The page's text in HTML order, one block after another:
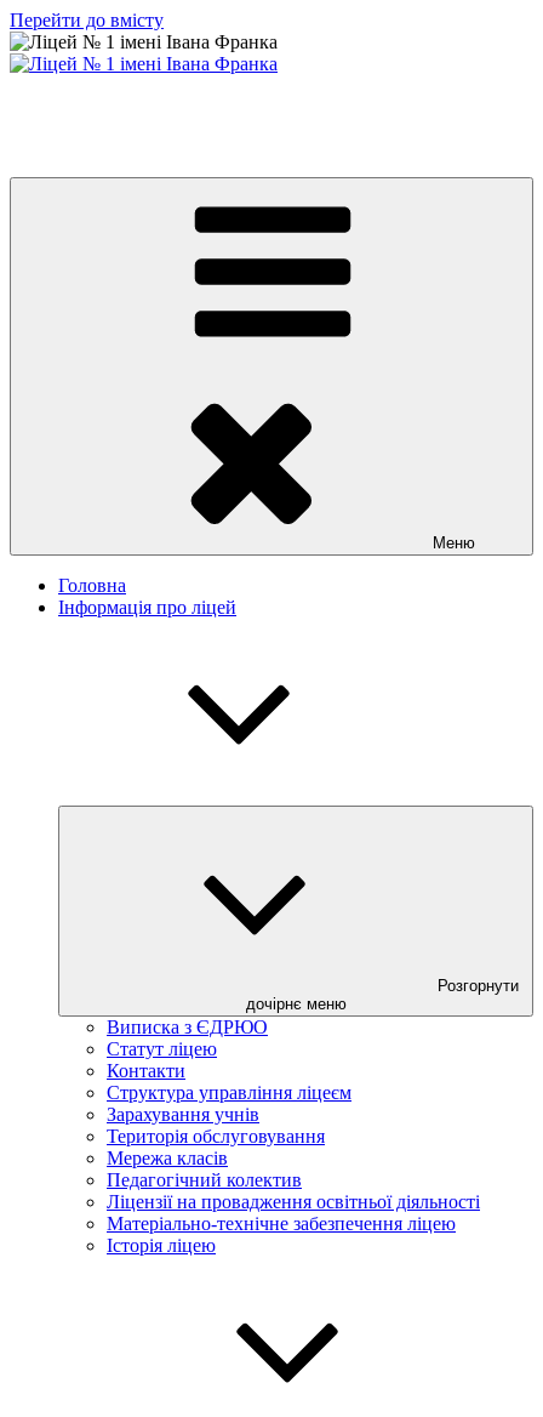
Перейти до вмісту
Меню
Головна
Інформація про ліцей
Розгорнути
дочірнє меню
Виписка з ЄДРЮО
Статут ліцею
Контакти
Структура управління ліцеєм
Зарахування учнів
Територія обслуговування
Мережа класів
Педагогічний колектив
Ліцензії на провадження освітньої діяльності
Матеріально-технічне забезпечення ліцею
Історія ліцею